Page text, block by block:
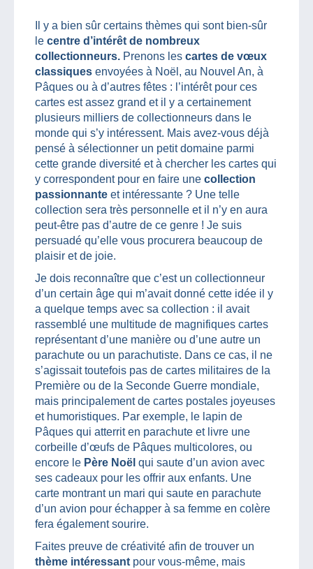
Il y a bien sûr certains thèmes qui sont bien-sûr
le centre d’intérêt de nombreux
collectionneurs. Prenons les cartes de vœux
classiques envoyées à Noël, au Nouvel An, à
Pâques ou à d’autres fêtes : l’intérêt pour ces
cartes est assez grand et il y a certainement
plusieurs milliers de collectionneurs dans le
monde qui s’y intéressent. Mais avez-vous déjà
pensé à sélectionner un petit domaine parmi
cette grande diversité et à chercher les cartes qui
y correspondent pour en faire une collection
passionnante et intéressante ? Une telle
collection sera très personnelle et il n’y en aura
peut-être pas d’autre de ce genre ! Je suis
persuadé qu’elle vous procurera beaucoup de
plaisir et de joie.
Je dois reconnaître que c’est un collectionneur
d’un certain âge qui m’avait donné cette idée il y
a quelque temps avec sa collection : il avait
rassemblé une multitude de magnifiques cartes
représentant d’une manière ou d’une autre un
parachute ou un parachutiste. Dans ce cas, il ne
s’agissait toutefois pas de cartes militaires de la
Première ou de la Seconde Guerre mondiale,
mais principalement de cartes postales joyeuses
et humoristiques. Par exemple, le lapin de
Pâques qui atterrit en parachute et livre une
corbeille d’œufs de Pâques multicolores, ou
encore le Père Noël qui saute d’un avion avec
ses cadeaux pour les offrir aux enfants. Une
carte montrant un mari qui saute en parachute
d’un avion pour échapper à sa femme en colère
fera également sourire.
Faites preuve de créativité afin de trouver un
thème intéressant pour vous-même, mais